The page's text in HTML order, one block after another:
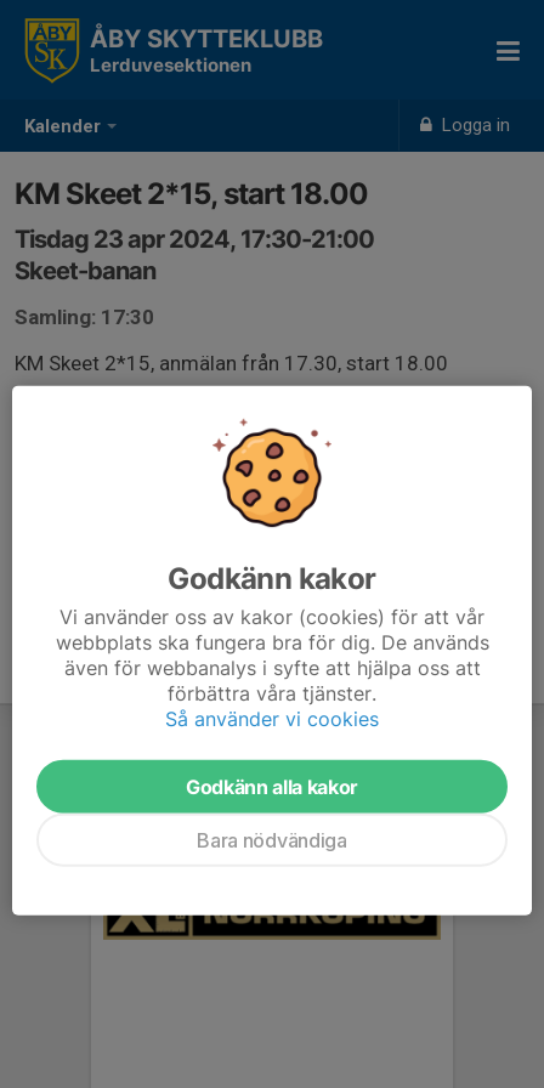
Kalender Logga in
ÅBY SKYTTEKLUBB
Lerduvesektionen
KM Skeet 2*15, start 18.00
Tisdag 23 apr 2024, 17:30-21:00
Skeet-banan
Samling: 17:30
KM Skeet 2*15, anmälan från 17.30, start 18.00
Godkänn kakor
Vi använder oss av kakor (cookies) för att vår
webbplats ska fungera bra för dig. De används
även för webbanalys i syfte att hjälpa oss att
förbättra våra tjänster.
Så använder vi cookies
Godkänn alla kakor
Bara nödvändiga